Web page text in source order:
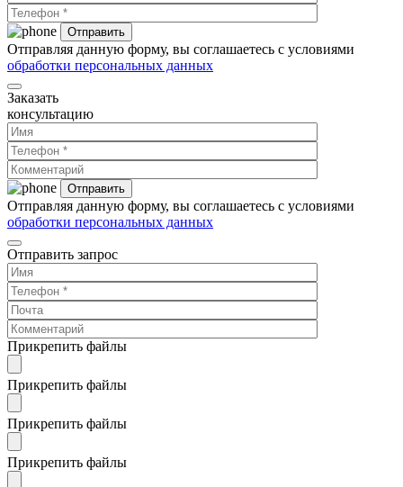
Отправляя данную форму, вы соглашаетесь с условиями
обработки персональных данных
Заказать
консультацию
Отправляя данную форму, вы соглашаетесь с условиями
обработки персональных данных
Отправить запрос
Прикрепить файлы
Прикрепить файлы
Прикрепить файлы
Прикрепить файлы